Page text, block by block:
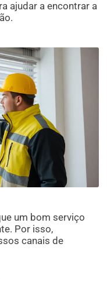
ajudar a encontrar a
um bom serviço
Por isso,
canais de